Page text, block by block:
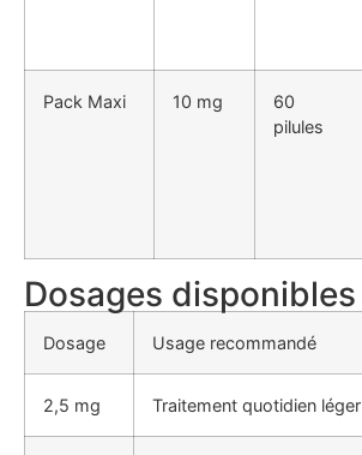
Pack Maxi 10 mg
60
pilules
Dosages disponibles
Dosage Usage recommandé
2,5 mg Traitement quotidien léger